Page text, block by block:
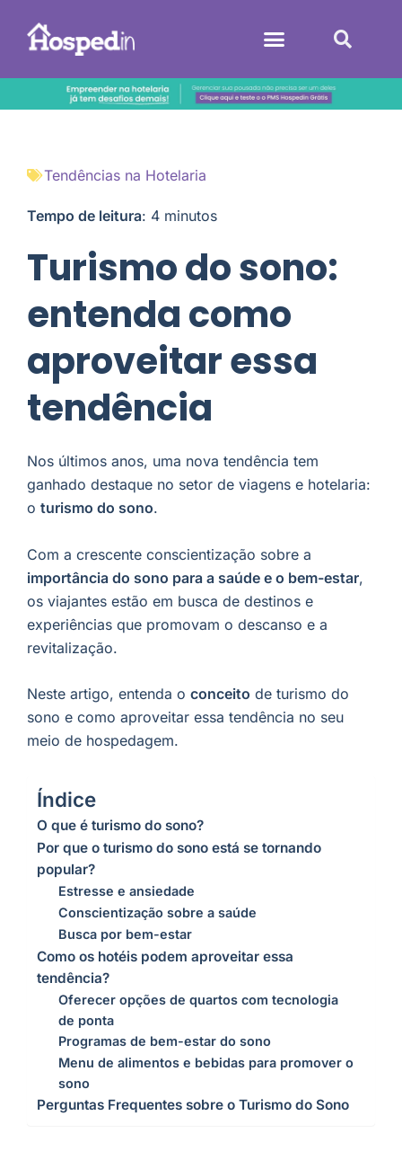
Tendências na Hotelaria
Tempo de leitura: 4 minutos
Turismo do sono:
entenda como
aproveitar essa
tendência
Nos últimos anos, uma nova tendência tem
ganhado destaque no setor de viagens e hotelaria:
o turismo do sono.
Com a crescente conscientização sobre a
importância do sono para a saúde e o bem-estar,
os viajantes estão em busca de destinos e
experiências que promovam o descanso e a
revitalização.
Neste artigo, entenda o conceito de turismo do
sono e como aproveitar essa tendência no seu
meio de hospedagem.
Índice
O que é turismo do sono?
Por que o turismo do sono está se tornando
popular?
Estresse e ansiedade
Conscientização sobre a saúde
Busca por bem-estar
Como os hotéis podem aproveitar essa
tendência?
Oferecer opções de quartos com tecnologia
de ponta
Programas de bem-estar do sono
Menu de alimentos e bebidas para promover o
sono
Perguntas Frequentes sobre o Turismo do Sono